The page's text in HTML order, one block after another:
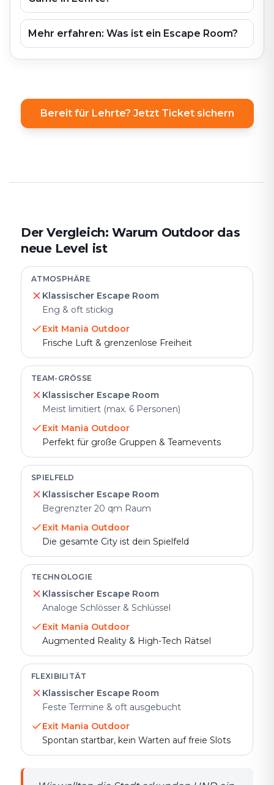
Mehr erfahren: Was ist ein Escape Room?
Bereit für Lehrte? Jetzt Ticket sichern
Der Vergleich: Warum Outdoor das
neue Level ist
ATMOSPHÄRE
Klassischer Escape Room
Eng & oft stickig
Exit Mania Outdoor
Frische Luft & grenzenlose Freiheit
TEAM-GRÖSSE
Klassischer Escape Room
Meist limitiert (max. 6 Personen)
Exit Mania Outdoor
Perfekt für große Gruppen & Teamevents
SPIELFELD
Klassischer Escape Room
Begrenzter 20 qm Raum
Exit Mania Outdoor
Die gesamte City ist dein Spielfeld
TECHNOLOGIE
Klassischer Escape Room
Analoge Schlösser & Schlüssel
Exit Mania Outdoor
Augmented Reality & High-Tech Rätsel
FLEXIBILITÄT
Klassischer Escape Room
Feste Termine & oft ausgebucht
Exit Mania Outdoor
Spontan startbar, kein Warten auf freie Slots